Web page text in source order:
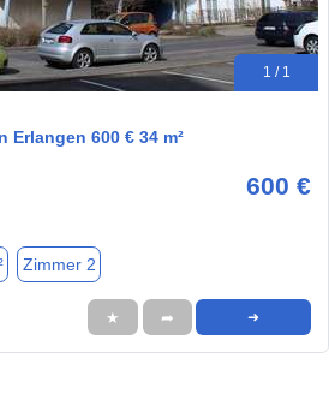
1 / 1
Erlangen 600 € 34 m²
600 €
Zimmer 2
★ ➦ ➜